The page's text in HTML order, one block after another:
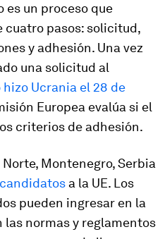
es un proceso que
pasos: solicitud,
y adhesión. Una vez
una solicitud al
hizo Ucrania el 28 de
Europea evalúa si el
criterios de adhesión.
Montenegro, Serbia
a la UE. Los
pueden ingresar en la
las normas y reglamentos